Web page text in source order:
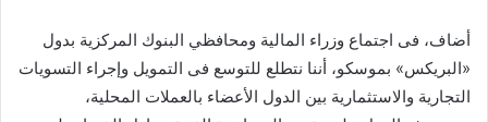
أضاف، فى اجتماع وزراء المالية ومحافظي البنوك المركزية بدول
«البريكس» بموسكو، أننا نتطلع للتوسع فى التمويل وإجراء التسويات
التجارية والاستثمارية بين الدول الأعضاء بالعملات المحلية،